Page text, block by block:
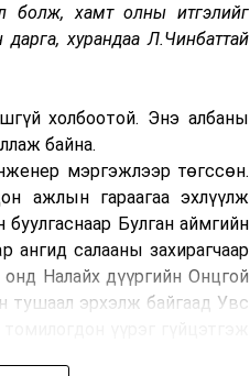
болж, хамт олны итгэлийг
хурандаа Л.Чинбаттай
холбоотой. Энэ албаны
байна.
мэргэжлээр төгссөн.
ажлын гараагаа эхлүүлж
Булган аймгийн
ангид салааны захирагчаар
Налайх дүүргийн Онцгой
тушаал эрхэлж байгаад Увс